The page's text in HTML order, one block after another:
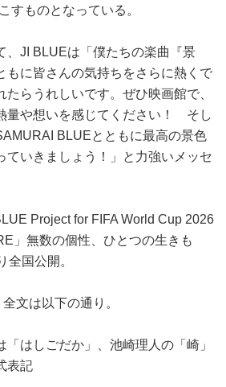
すものとなっている。
JI BLUEは「僕たちの楽曲『景
もに皆さんの気持ちをさらに熱くで
たらうれしいです。ぜひ映画館で、
量や想いを感じてください！ そし
BLUEとともに最高の景色
ていきましょう！」と力強いメッセ
Project for FIFA World Cup 2026
」無数の個性、ひとつの生きも
全国公開。
文は以下の通り。
はしごだか」、池崎理人の「崎」
表記